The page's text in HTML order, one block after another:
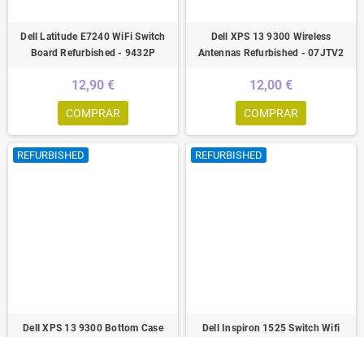
Dell Latitude E7240 WiFi Switch
Board Refurbished - 9432P
12,90 €
COMPRAR
Dell XPS 13 9300 Wireless
Antennas Refurbished - 07JTV2
12,00 €
COMPRAR
REFURBISHED
Dell XPS 13 9300 Bottom Case
REFURBISHED
Dell Inspiron 1525 Switch Wifi